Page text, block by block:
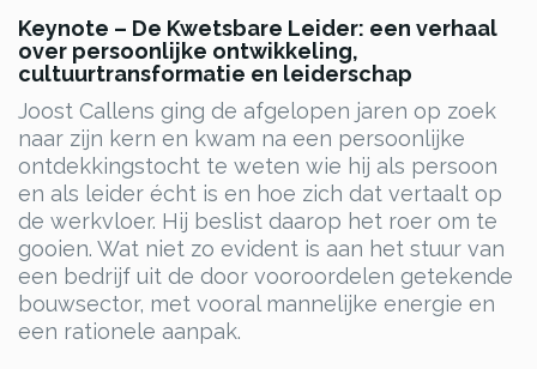
Keynote – De Kwetsbare Leider: een verhaal
over persoonlijke ontwikkeling,
cultuurtransformatie en leiderschap
Joost Callens ging de afgelopen jaren op zoek
naar zijn kern en kwam na een persoonlijke
ontdekkingstocht te weten wie hij als persoon
en als leider écht is en hoe zich dat vertaalt op
de werkvloer. Hij beslist daarop het roer om te
gooien. Wat niet zo evident is aan het stuur van
een bedrijf uit de door vooroordelen getekende
bouwsector, met vooral mannelijke energie en
een rationele aanpak.